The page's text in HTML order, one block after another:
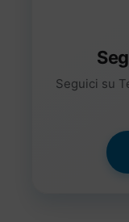
Seguici su